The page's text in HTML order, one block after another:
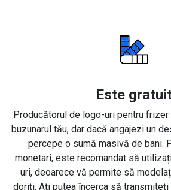
Este
Producătorul de logo-uri pentru frizer
buzunarul tău, dar dacă angajezi un
percepe o sumă masivă de bani.
monetari, este recomandat să
uri, deoarece vă permite să
doriți. Ați putea încerca să